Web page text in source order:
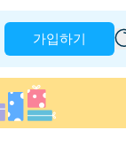
가입하기